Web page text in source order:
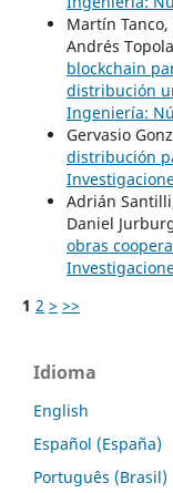
Martín
Andrés
blockchain
distribución
Ingeniería:
Gervasio
distribución
Adrián
Daniel
obras
1 2 > >>
Idioma
English
Español (España)
Português (Brasil)